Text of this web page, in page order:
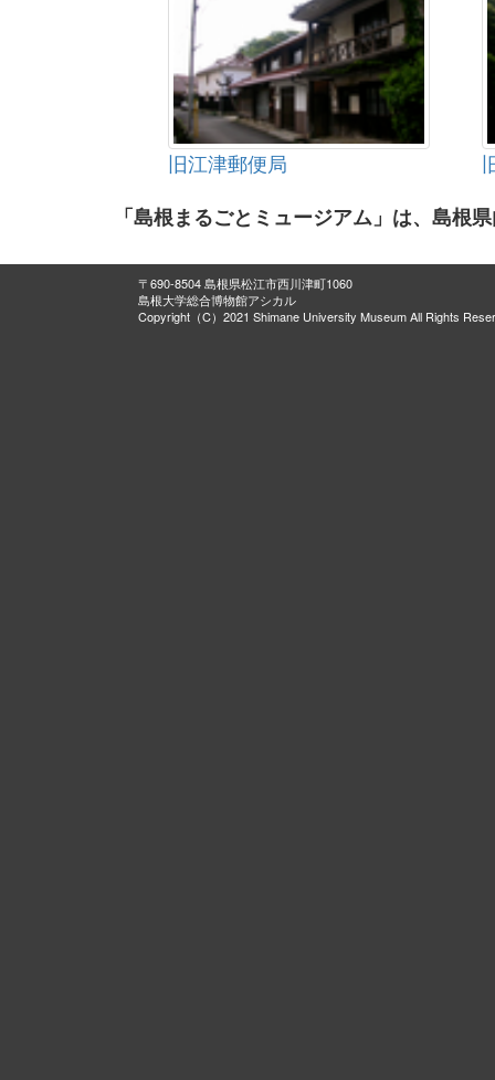
旧江津郵便局
「島根まるごとミュージアム」は、島根
〒690-8504 島根県松江市西川津町1060
島根大学総合博物館アシカル
Copyright（C）2021 Shimane University Museum All Rights